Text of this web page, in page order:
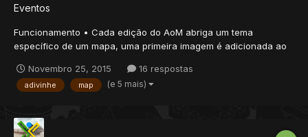
Eventos
Funcionamento • Cada edição do AoM abriga um tema
específico de um mapa, uma primeira imagem é adicionada ao
Mapa; • As sugestões são, geralmente, palavras como: Depot,
Casa, Templo, Cachoeira. Dependendo da edição; • Se forem
Novembro 25, 2015 16 respostas
adivinhe map (e 5 mais)